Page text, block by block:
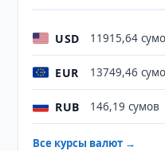
USD 11915,64
EUR 13749,46
RUB 146,19 сумов
Все курсы валют →